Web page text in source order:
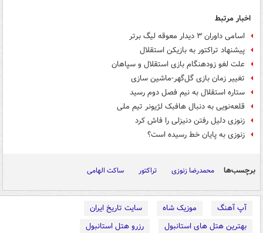
اخبار مرتبط
اسامی داوران ۳ دیدار معوقه لیگ برتر
پیشنهاد تراکتور به بازیکن استقلال
علت لغو زودهنگام بازی استقلال و سپاهان
تغییر زمان بازی گل‌گهر-ماشین سازی
ستاره استقلال به نیم فصل دوم رسید
قلعه‌نویی به دنبال هافبک لژیونر تیم ملی
زنوزی دلیل رفتن دنیزلی را فاش کرد
زنوزی به پایان خط رسیده است؟
برچسب‌ها محمدرضا زنوزی تراکتور ساکت الهامی
آپ آهنگ موزیک شاه
سایت تاریخ ایران
بهترین هتل های استانبول
رزرو هتل استانبول